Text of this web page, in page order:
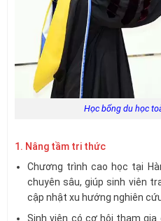
Học bổng du học
1. Nâng tầm tri thức
Chương trình cao học tại
chuyên sâu, giúp sinh viên
cập nhật xu hướng nghiên
Sinh viên có cơ hội tham